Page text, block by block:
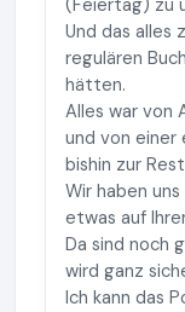
(Feiertag) zu
Und das alles
regulären
hätten.
Alles war von
und von einer
bishin zur
Wir haben
etwas auf
Da sind noch
wird ganz
Ich kann das